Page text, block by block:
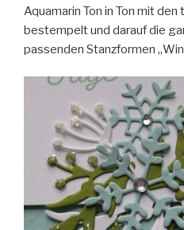
Aquamarin Ton in Ton mit
bestempelt und darauf die
passenden Stanzformen